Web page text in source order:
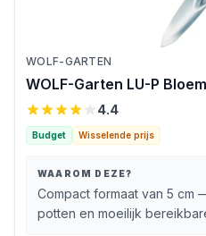
WOLF-GARTEN
WOLF-Garten LU-P
4.4
Budget Wisselende prijs
WAAROM DEZE?
Compact formaat van 5
potten en moeilijk